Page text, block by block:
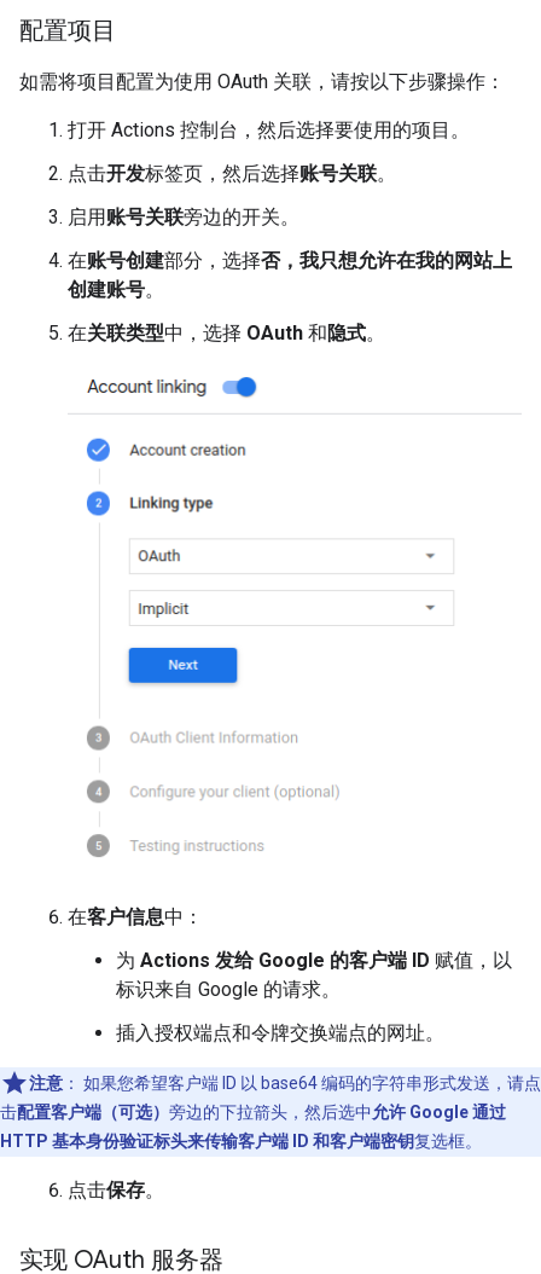
配置项目
如需将项目配置为使用 OAuth 关联，请按以下步骤操作：
打开 Actions 控制台，然后选择要使用的项目。
点击开发标签页，然后选择账号关联。
启用账号关联旁边的开关。
在账号创建部分，选择否，我只想允许在我的网站上
创建账号。
在关联类型中，选择 OAuth 和隐式。
在客户信息中：
为 Actions 发给 Google 的客户端 ID 赋值，以
标识来自 Google 的请求。
插入授权端点和令牌交换端点的网址。
注意 ： 如果您希望客户端 ID 以 base64 编码的字符串形式发送，请点
击配置客户端（可选） 旁边的下拉箭头，然后选中允许 Google 通过
HTTP 基本身份验证标头来传输客户端 ID 和客户端密钥复选框。
点击保存。
实现 OAuth 服务器